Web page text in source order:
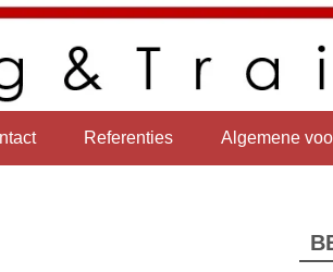
Referenties Algemene